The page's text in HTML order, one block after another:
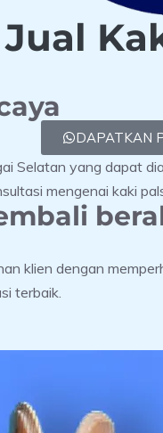
DAPATKAN
Selatan yang dapat
mengenai kaki
klien dengan
terbaik.